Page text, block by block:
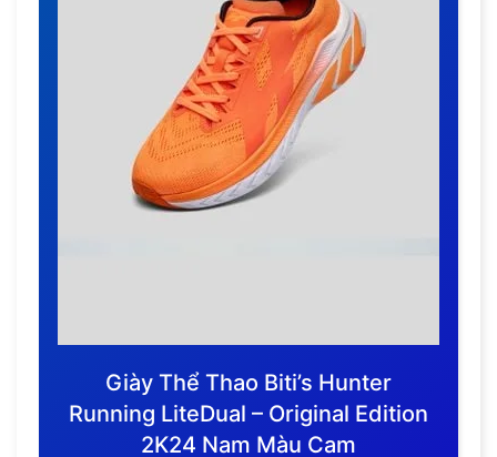
Giày Thể Thao Biti’s Hunter
Running LiteDual – Original Edition
2K24 Nam Màu Cam